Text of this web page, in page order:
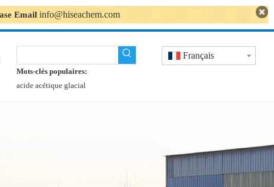
Email info@hiseachem.com
Mots-clés populaires:
acide acétique glacial
Français